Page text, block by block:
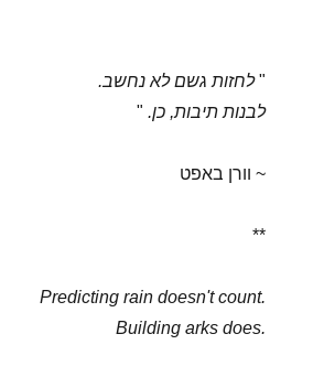
"לחזות גשם לא נחשב.
לבנות תיבות, כן."
~ וורן באפט
**
Predicting rain doesn't count.
Building arks does.